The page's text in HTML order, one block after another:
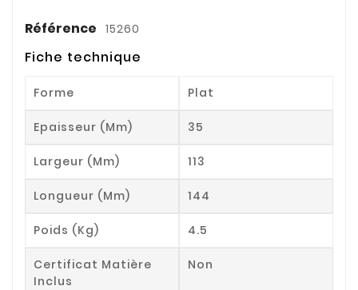
Référence 15260
Fiche technique
Forme Plat
Epaisseur (mm) 35
Largeur (mm) 113
Longueur (mm) 144
Poids (kg) 4.5
Certificat Matière
Inclus
Non